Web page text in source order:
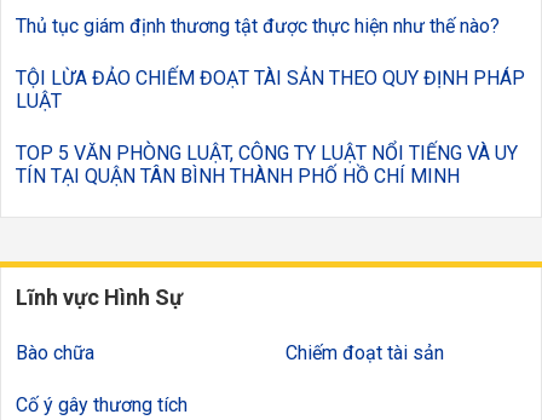
Thủ tục giám định thương tật được thực hiện như thế nào?
TỘI LỪA ĐẢO CHIẾM ĐOẠT TÀI SẢN THEO QUY ĐỊNH PHÁP
LUẬT
TOP 5 VĂN PHÒNG LUẬT, CÔNG TY LUẬT NỔI TIẾNG VÀ UY
TÍN TẠI QUẬN TÂN BÌNH THÀNH PHỐ HỒ CHÍ MINH
Lĩnh vực Hình Sự
Bào chữa
Cố ý gây thương tích
Chiếm đoạt tài sản